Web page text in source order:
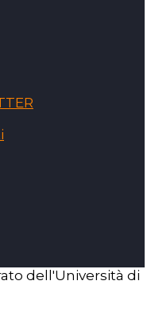
dell'Università di